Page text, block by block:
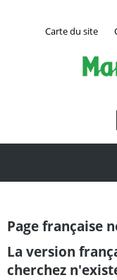
Carte du site
Page française
La version
cherchez